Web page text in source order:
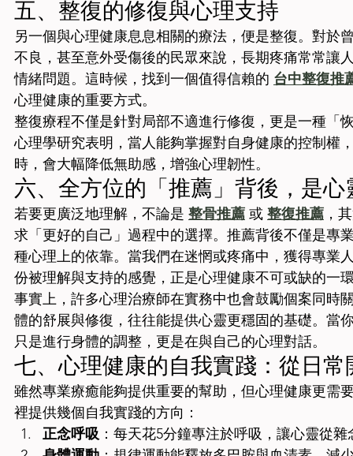
五、整復的修復與心理支持
另一個與心理健康息息相關的療法，便是整復。對於
不良，甚至意外受傷後的民眾來說，長期疼痛常常讓
情緒問題。這時候，找到一個值得信賴的 台中整復推
心理健康的重要方式。
整復療程不僅是針對局部不適進行修復，更是一種「
心理學研究表明，當人能夠掌握對自身健康的控制權
時，會大幅降低無助感，增強心理韌性。
六、全方位的「推薦」背後，是心
若要更廣泛地理解，不論是 整骨推薦 或 整復推薦 ，
求「更好的自己」過程中的選擇。推薦背後不僅是專
種心理上的依靠。當我們在迷惘或疼痛中，獲得專業
份被理解與支持的感覺，正是心理健康不可或缺的一
事實上，許多心理治療師在實務中也會鼓勵個案同時
體的舒展與修復，往往能提供心靈更穩固的基礎。當
只是進行身體的調整，更是在與自己的心理對話。
七、心理健康的自我實踐：從日常
雖然專業療癒能夠提供重要的幫助，但心理健康更需
裡提供幾個自我實踐的方向：
正念呼吸 ：每天花5分鐘專注於呼吸，讓心靈從